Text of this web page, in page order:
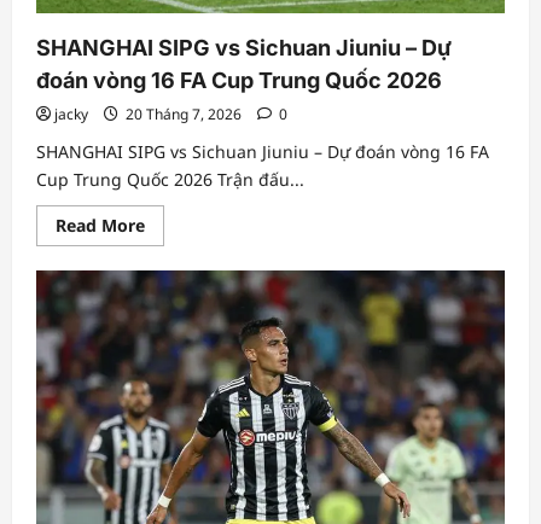
SHANGHAI SIPG vs Sichuan Jiuniu – Dự
đoán vòng 16 FA Cup Trung Quốc 2026
jacky 20 Tháng 7, 2026 0
SHANGHAI SIPG vs Sichuan Jiuniu – Dự đoán vòng 16 FA
Cup Trung Quốc 2026 Trận đấu...
Read MoreRead
more
SHANGHAI
SIPG
vs
Sichuan
Jiuniu
–
Dự
đoán
vòng
16
FA
Cup
Trung
Quốc
2026